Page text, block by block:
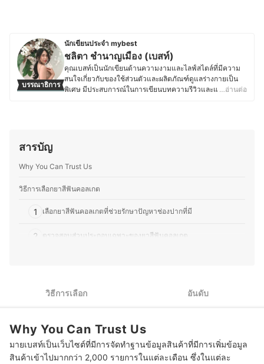
บรรณาธิการ
นักเขียนประจำ mybest
ชลิตา ชำนาญเมือง (เบสท์)
คุณเบสท์เป็นนักเขียนด้านความงามและไลฟ์สไตล์ที่มีความ
สนใจเกี่ยวกับของใช้ส่วนตัวและผลิตภัณฑ์ดูแลร่างกายเป็น
พิเศษ มีประสบการณ์ในการเขียนบทความรีวิวและแปลคอน
เครื่องโกนขน โลชั่นบำรุงผิว หรือผลิตภัณฑ์สำหรับทำความ
ของผลิตภัณฑ์อย่างละเอียด เพื่อให้มั่นใจว่าผลิตภัณฑ์ที่เลือก
คุณเบสท์มีความสามารถในการถ่ายทอดข้อมูลที่ซับซ้อนให้
อ่านง่าย เข้าใจได้เร็ว เพื่อช่วยให้ผู้อ่านตัดสินใจเลือกสินค้าที่
งาม เทคโนโลยีด้านสุขภาพ และแนวทางการพัฒนา
…อ่านต่อ
สารบัญ
Why You Can Trust Us
วิธีการเลือกยาสีฟันคอลเกต
1 เลือกยาสีฟันคอลเกตที่ช่วยรักษาปัญหาช่องปากที่มี
2 ตรวจสอบส่วนประกอบเฉพาะของยาสีฟันคอลเกต
วิธีการเลือก อันดับ
Why You Can Trust Us
มายเบสท์เป็นเว็บไซต์ที่มีการจัดทำฐานข้อมูลสินค้าที่มีการเพิ่มข้อมูล
สินค้าเข้าไปมากกว่า 2,000 รายการในแต่ละเดือน ซึ่งในแต่ละ